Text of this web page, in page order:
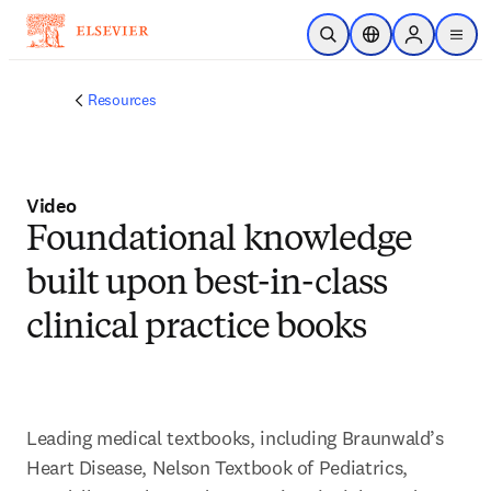
주요 콘텐츠로 건너뛰기
검색 열기위치 선택기Sign in to
menu
Resources
Video
Foundational knowledge
built upon best-in-class
clinical practice books
Leading medical textbooks, including Braunwald’s
Heart Disease, Nelson Textbook of Pediatrics,